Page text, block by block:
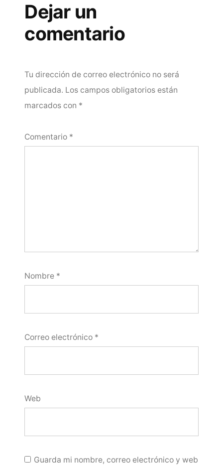
Dejar un
comentario
Tu dirección de correo electrónico no será
publicada. Los campos obligatorios están
marcados con *
Comentario *
Nombre *
Correo electrónico *
Web
Guarda mi nombre, correo electrónico y web